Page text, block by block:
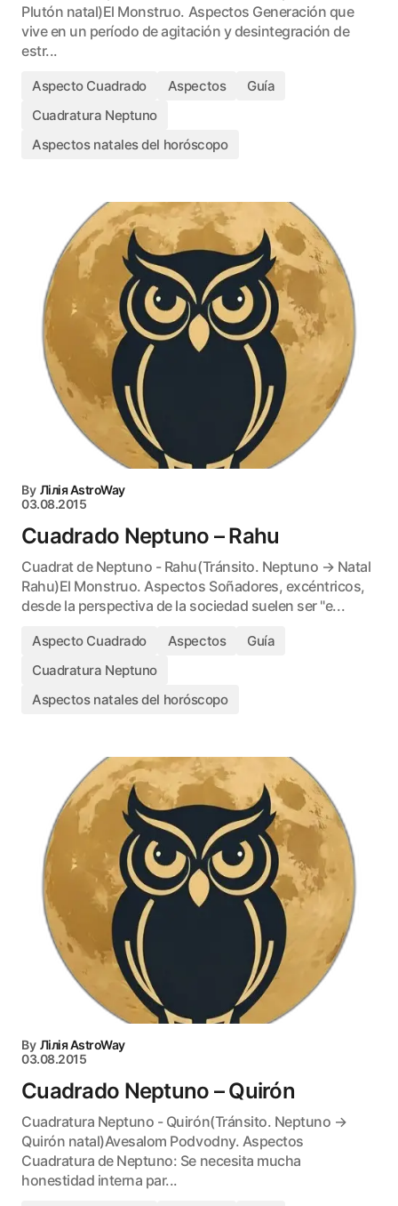
Plutón natal)El Monstruo. Aspectos Generación que
vive en un período de agitación y desintegración de
estr...
Aspecto Cuadrado Aspectos
Guía
Cuadratura Neptuno
Aspectos natales del horóscopo
By Лілія AstroWay
03.08.2015
Cuadrado Neptuno – Rahu
Cuadrat de Neptuno - Rahu(Tránsito. Neptuno → Natal
Rahu)El Monstruo. Aspectos Soñadores, excéntricos,
desde la perspectiva de la sociedad suelen ser "e...
Aspecto Cuadrado Aspectos
Guía
Cuadratura Neptuno
Aspectos natales del horóscopo
By Лілія AstroWay
03.08.2015
Cuadrado Neptuno – Quirón
Cuadratura Neptuno - Quirón(Tránsito. Neptuno →
Quirón natal)Avesalom Podvodny. Aspectos
Cuadratura de Neptuno: Se necesita mucha
honestidad interna par...